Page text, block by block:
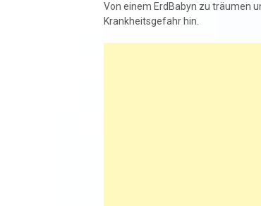
Von einem ErdBabyn zu träumen
Krankheitsgefahr hin.